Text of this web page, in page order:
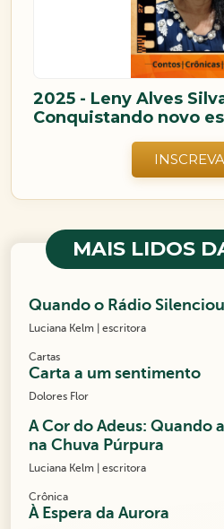
2025 - Leny Alves
Conquistando novo
MAIS LIDOS
Quando o Rádio Silenciou
Luciana Kelm | escritora
Cartas
Carta a um sentimento
Dolores Flor
A Cor do Adeus: Quando
na Chuva Púrpura
Luciana Kelm | escritora
Crônica
À Espera da Aurora